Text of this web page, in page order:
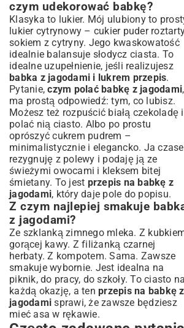
czym udekorować babkę?
Klasyka to lukier. Mój ulubiony to
lukier cytrynowy – cukier puder
sokiem z cytryny. Jego kwaskowatość
idealnie balansuje słodycz ciasta. To
idealne uzupełnienie, jeśli realizujesz
babka z jagodami i lukrem przepis.
Pytanie,czym polać babkę z jagodami,
ma prostą odpowiedź: tym, co lubisz.
Możesz też rozpuścić białą czekoladę i
polać nią ciasto. Albo po prostu
oprószyć cukrem pudrem –
minimalistycznie i elegancko. Ja
rezygnuję z polewy i podaję ją ze
świeżymi owocami i kleksem bitej
śmietany. To jest przepis na babkę z
jagodami, który daje pole do popisu.
Z czym najlepiej smakuje
z jagodami?
Ze szklanką zimnego mleka. Z
gorącej kawy. Z filiżanką czarnej
herbaty. Z kompotem. Sama. Zawsze
smakuje wybornie. Jest idealna na
piknik, do pracy, do szkoły. To ciasto na
każdą okazję, a ten przepis na babkę z
jagodami sprawi, że zawsze będziesz
mieć asa w rękawie.